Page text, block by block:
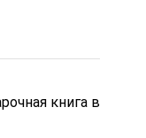
книга в